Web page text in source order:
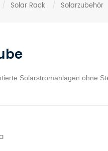
/ Solar Rack / Solarzubehör
Solarstromanlagen ohne